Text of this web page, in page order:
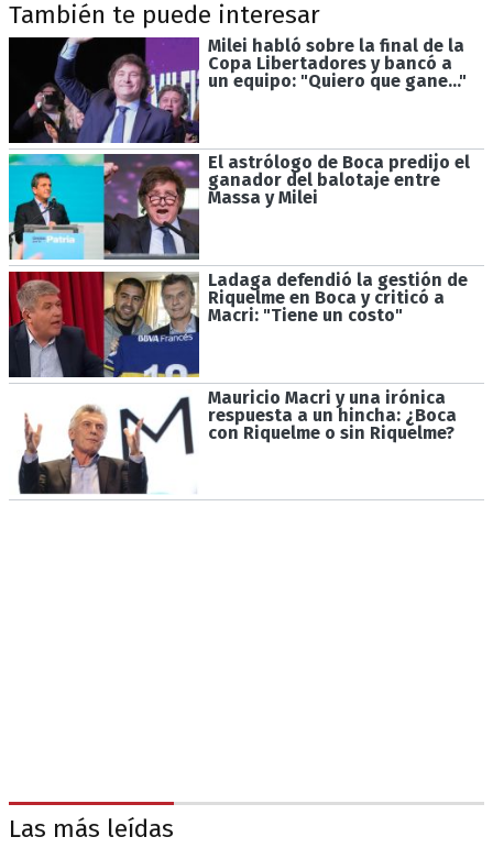
También te puede interesar
Milei habló sobre la final de la
Copa Libertadores y bancó a
un equipo: "Quiero que gane..."
El astrólogo de Boca predijo el
ganador del balotaje entre
Massa y Milei
Ladaga defendió la gestión de
Riquelme en Boca y criticó a
Macri: "Tiene un costo"
Mauricio Macri y una irónica
respuesta a un hincha: ¿Boca
con Riquelme o sin Riquelme?
Las más leídas